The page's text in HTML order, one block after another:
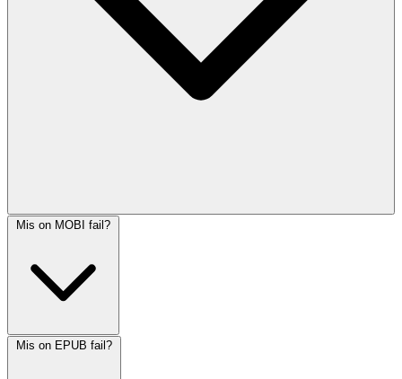
Mis on MOBI fail?
Mis on EPUB fail?